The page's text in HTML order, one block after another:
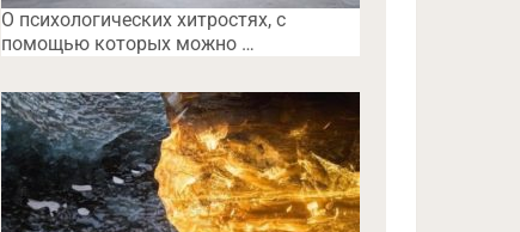
O психологических хитростях, с
помощью которых можно …